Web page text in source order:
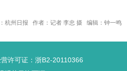
杭州日报 作者：记者 李忠 摄 编辑：钟一鸣
许可证：浙B2-20110366